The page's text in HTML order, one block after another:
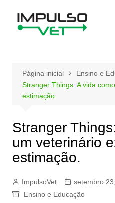
Página inicial
Ensino e
Stranger Things: A vida
estimação.
Stranger
um veterinário
estimação.
ImpulsoVet
setembro
Ensino e Educação